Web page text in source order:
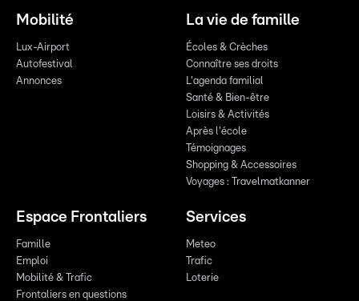
Mobilité
Lux-Airport
Autofestival
Annonces
La vie de famille
Écoles & Crèches
Connaître ses droits
L'agenda familial
Santé & Bien-être
Loisirs & Activités
Après l'école
Témoignages
Shopping & Accessoires
Voyages : Travelmatkanner
Espace Frontaliers
Famille
Emploi
Mobilité & Trafic
Frontaliers en questions
Services
Meteo
Trafic
Loterie